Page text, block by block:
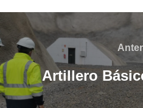
Artillero